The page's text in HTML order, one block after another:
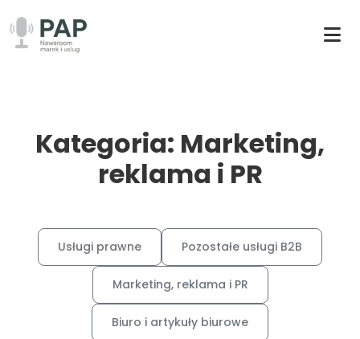
Kategoria: Marketing,
reklama i PR
Usługi prawne Pozostałe usługi B2B
Marketing, reklama i PR
Biuro i artykuły biurowe